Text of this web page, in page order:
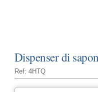
Dispenser di
Ref: 4HTQ